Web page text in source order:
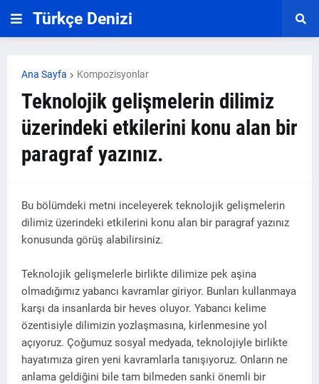
Türkçe Denizi
Ana Sayfa Kompozisyonlar
Teknolojik gelişmelerin dilimiz
üzerindeki etkilerini konu alan bir
paragraf yazınız.
Bu bölümdeki metni inceleyerek teknolojik gelişmelerin
dilimiz üzerindeki etkilerini konu alan bir paragraf yazınız
konusunda görüş alabilirsiniz.
Teknolojik gelişmelerle birlikte dilimize pek aşina
olmadığımız yabancı kavramlar giriyor. Bunları kullanmaya
karşı da insanlarda bir heves oluyor. Yabancı kelime
özentisiyle dilimizin yozlaşmasına, kirlenmesine yol
açıyoruz. Çoğumuz sosyal medyada, teknolojiyle birlikte
hayatımıza giren yeni kavramlarla tanışıyoruz. Onların ne
anlama geldiğini bile tam bilmeden sanki önemli bir